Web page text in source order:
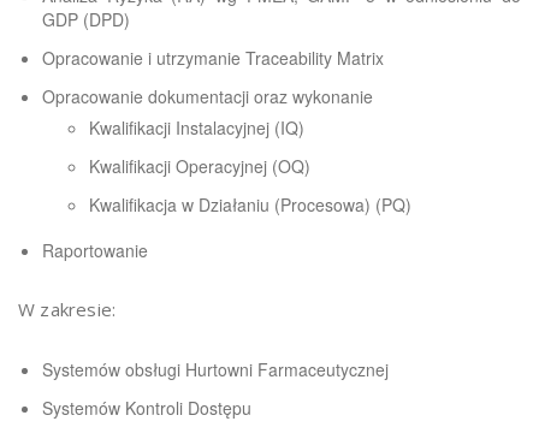
GDP (DPD)
Opracowanie i utrzymanie Traceability Matrix
Opracowanie dokumentacji oraz wykonanie
Kwalifikacji Instalacyjnej (IQ)
Kwalifikacji Operacyjnej (OQ)
Kwalifikacja w Działaniu (Procesowa) (PQ)
Raportowanie
W zakresie:
Systemów obsługi Hurtowni Farmaceutycznej
Systemów Kontroli Dostępu